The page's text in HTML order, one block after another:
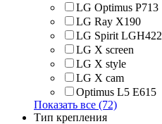
LG Optimus P713
LG Ray X190
LG Spirit LGH422
LG X screen
LG X style
LG Х cam
Optimus L5 E615
Показать все (72)
Тип крепления